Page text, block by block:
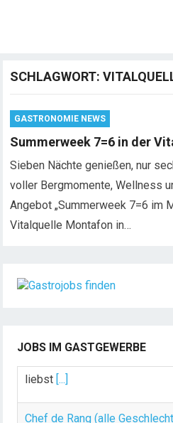
SCHLAGWORT:
GASTRONOMIE NEWS
Summerweek 7=6 in der
Sieben Nächte genießen, nur
voller Bergmomente, Wellness
Angebot „Summerweek 7=6 im
Vitalquelle Montafon in…
JOBS IM GASTGEWERBE
Konstanz
liebst[...]
Große Ledder, Wermelskirchen